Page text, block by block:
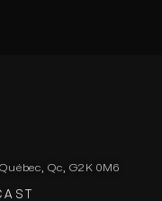
Qc, G2K 0M6